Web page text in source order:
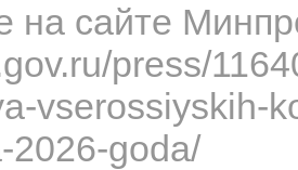
на сайте
press/
vserossiyskih-
2026-goda/